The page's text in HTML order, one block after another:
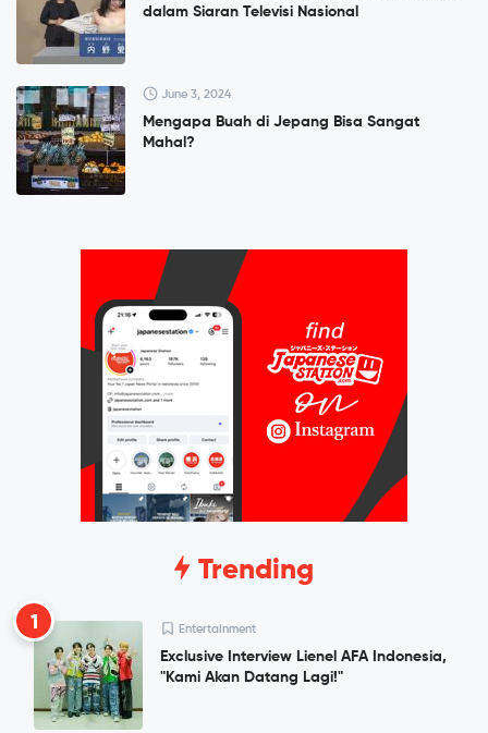
dalam Siaran Televisi Nasional
June 3, 2024
Mengapa Buah di Jepang Bisa Sangat
Mahal?
Trending
1 Entertainment
Exclusive Interview Lienel AFA Indonesia,
"Kami Akan Datang Lagi!"